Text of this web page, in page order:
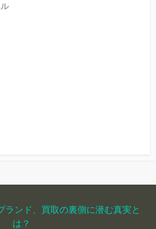
ランド、買取の裏側に潜む真実と
は？